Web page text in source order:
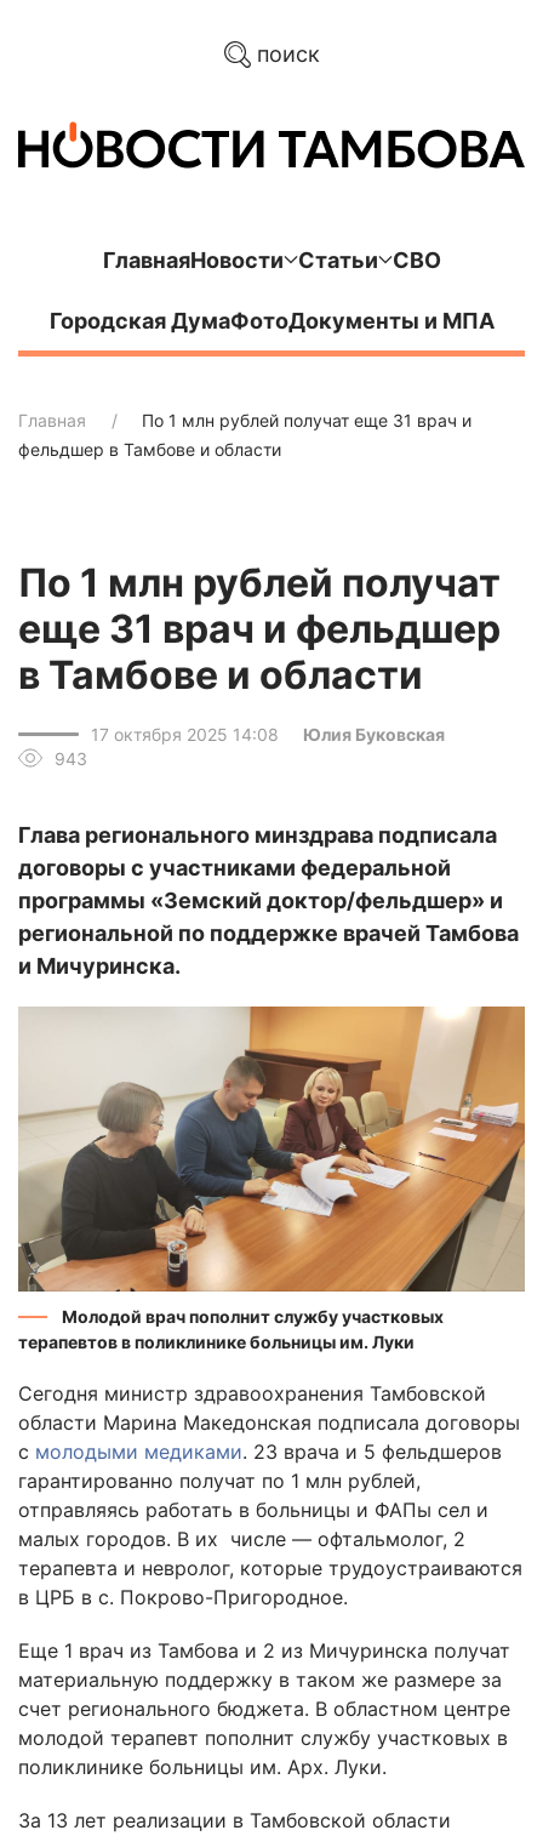
поиск
ГлавнаяНовости Статьи СВО
Городская ДумаФотоДокументы и МПА
Главная
По 1 млн рублей получат еще 31 врач и
фельдшер в Тамбове и области
По 1 млн рублей получат
еще 31 врач и фельдшер
в Тамбове и области
17 октября 2025 14:08
Юлия Буковская
943
Глава регионального минздрава подписала
договоры с участниками федеральной
программы «Земский доктор/фельдшер» и
региональной по поддержке врачей Тамбова
и Мичуринска.
Молодой врач пополнит службу участковых
терапевтов в поликлинике больницы им. Луки
Сегодня министр здравоохранения Тамбовской
области Марина Македонская подписала договоры
с молодыми медиками. 23 врача и 5 фельдшеров
гарантированно получат по 1 млн рублей,
отправляясь работать в больницы и ФАПы сел и
малых городов. В их числе — офтальмолог, 2
терапевта и невролог, которые трудоустраиваются
в ЦРБ в с. Покрово-Пригородное.
Еще 1 врач из Тамбова и 2 из Мичуринска получат
материальную поддержку в таком же размере за
счет регионального бюджета. В областном центре
молодой терапевт пополнит службу участковых в
поликлинике больницы им. Арх. Луки.
За 13 лет реализации в Тамбовской области